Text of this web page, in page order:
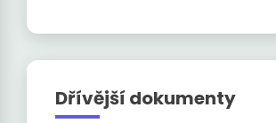
Dřívější dokumenty